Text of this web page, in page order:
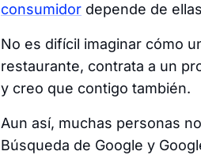
consumidor depende de
No es difícil imaginar cómo
restaurante, contrata a un
y creo que contigo también.
Aun así, muchas personas
Búsqueda de Google y